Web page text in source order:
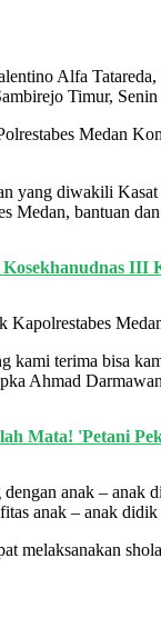
Alfa
Timur,
Medan
yang diwakili
Medan, bantuan
III
kami terima bisa
Ahmad
Mata! 'Petani
anak – anak
anak – anak
melaksanakan